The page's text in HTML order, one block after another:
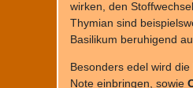
wirken, den
Thymian sind
Basilikum beruhigend
Besonders edel wird
Note einbringen, sowie